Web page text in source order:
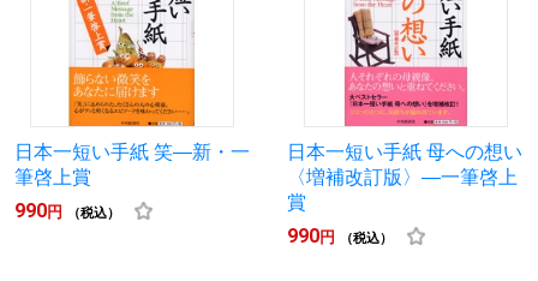
日本一短い手紙 笑―新・一
筆啓上賞
990円 （税込）
日本一短い手紙 母への想い
〈増補改訂版〉―一筆啓上
賞
990円 （税込）